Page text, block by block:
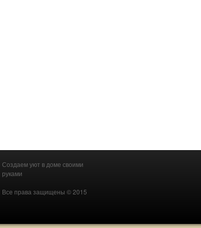
Создаем уют в доме своими
руками
Все права защищены © 2015